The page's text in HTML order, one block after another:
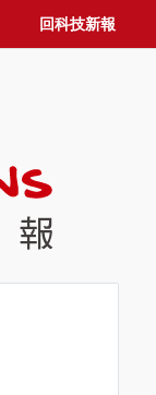
回科技新報